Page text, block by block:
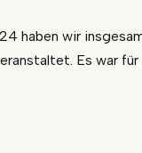
haben wir
Es war